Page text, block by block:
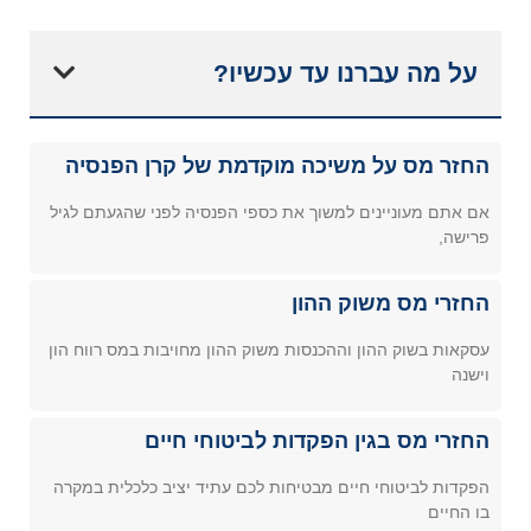
על מה עברנו עד עכשיו?
החזר מס על משיכה מוקדמת של קרן הפנסיה
אם אתם מעוניינים למשוך את כספי הפנסיה לפני שהגעתם לגיל
פרישה,
החזרי מס משוק ההון
עסקאות בשוק ההון וההכנסות משוק ההון מחויבות במס רווח הון
וישנה
החזרי מס בגין הפקדות לביטוחי חיים
הפקדות לביטוחי חיים מבטיחות לכם עתיד יציב כלכלית במקרה
בו החיים